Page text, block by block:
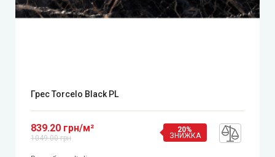
Грес Torcelo Black PL
839.20 грн/м²
1049.00 грн
20%
ЗНИЖКА